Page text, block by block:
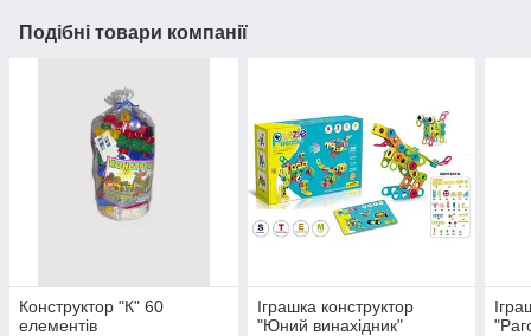
Подібні товари компанії
Конструктор "К" 60
елементів
Іграшка конструктор
"Юний винахідник"